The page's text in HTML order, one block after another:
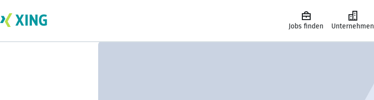
Jobs finden Unternehmen